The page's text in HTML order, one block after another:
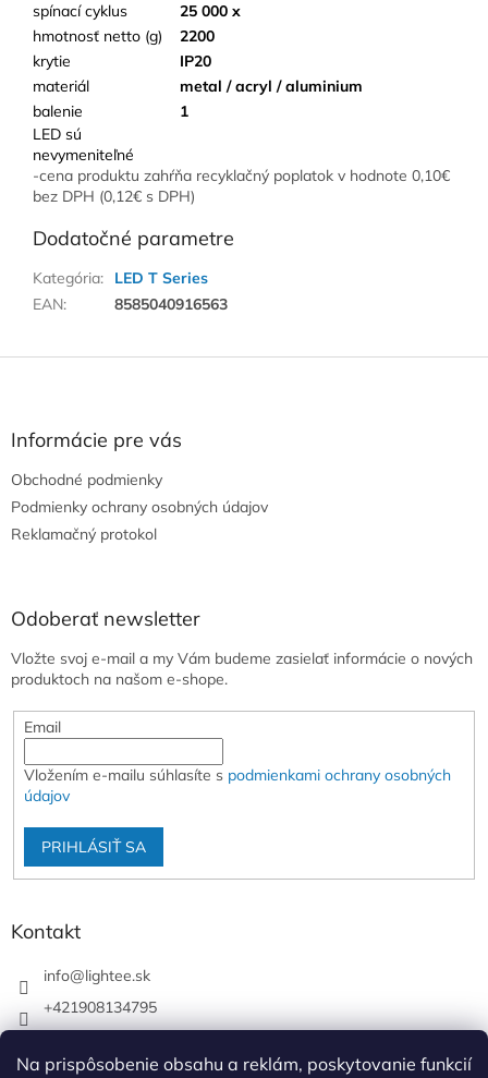
Na prispôsobenie obsahu a reklám, poskytovanie funkcií
spínací cyklus
25 000 x
hmotnosť netto (g)
2200
krytie
IP20
materiál
metal / acryl / aluminium
balenie
1
LED sú
nevymeniteľné
-cena produktu zahŕňa recyklačný poplatok v hodnote 0,10€
bez DPH (0,12€ s DPH)
Dodatočné parametre
Kategória:
LED T Series
EAN: 8585040916563
Informácie pre vás
Obchodné podmienky
Podmienky ochrany osobných údajov
Reklamačný protokol
Odoberať newsletter
Vložte svoj e-mail a my Vám budeme zasielať informácie o nových
produktoch na našom e-shope.
Email
Vložením e-mailu súhlasíte s podmienkami ochrany osobných
údajov
PRIHLÁSIŤ SA
Kontakt
info@lightee.sk
+421908134795
lightee.sk